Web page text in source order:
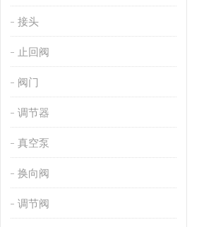
接头
止回阀
阀门
调节器
真空泵
换向阀
调节阀